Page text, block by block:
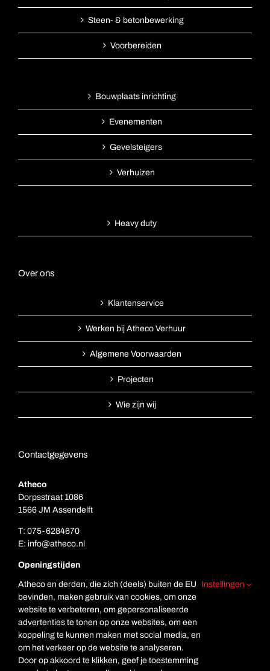
Steen- & betonbewerking
Voorbereiden
Bouwplaats inrichting
Evenementen
Gevelsteigers
Verhuizen
Heavy duty
Over ons
Klantenservice
Werken bij Atheco Verhuur
Algemene Voorwaarden
Projecten
Wie zijn wij
Contactgegevens
Atheco
Dorpsstraat 1086
1566 JM Assendelft
T: 075-6284670
E: info@atheco.nl
Openingstijden
Za: Gesloten
Zo. Gesloten
Atheco en derden, die zich (deels) buiten de EU
bevinden, maken gebruik van cookies, om onze
website te verbeteren, om gepersonaliseerde
advertenties te tonen op onze websites, om een
koppeling te kunnen maken met social media, en
om het verkeer op de website te analyseren.
Door op akkoord te klikken, geef je toestemming
Instellingen